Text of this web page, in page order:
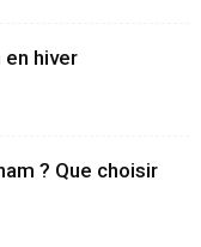
hiver
? Que choisir